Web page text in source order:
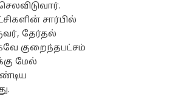
சார்பில்
தேர்தல்
குறைந்தபட்சம்
மேல்